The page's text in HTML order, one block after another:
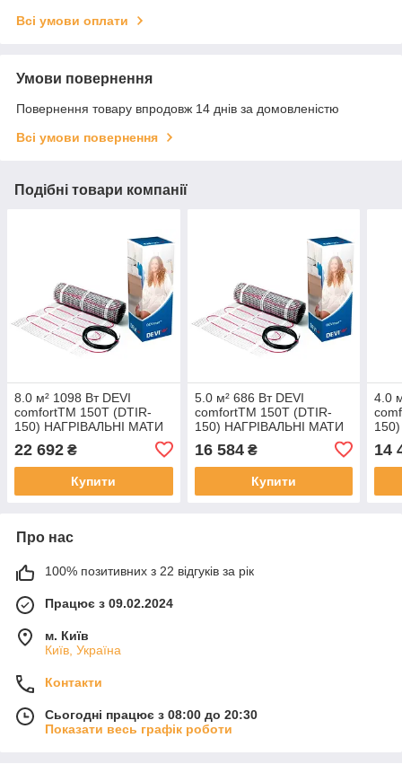
Всі умови оплати
Умови повернення
Повернення товару впродовж 14 днів за домовленістю
Всі умови повернення
Подібні товари компанії
8.0 м² 1098 Вт DEVI
comfortTM 150T (DTIR-
150) НАГРІВАЛЬНІ МАТИ
ЕКРАНІРОВАНІ ТЕПЛА
ПІДЛОГА
22 692 ₴
Купити
5.0 м² 686 Вт DEVI
comfortTM 150T (DTIR-
150) НАГРІВАЛЬНІ МАТИ
ЕКРАНІРОВАНІ ТЕПЛА
ПІДЛОГА
16 584₴
Купити
4.0
14
Про нас
100% позитивних з 22 відгуків за рік
Працює з 09.02.2024
м. Київ
Київ, Україна
Контакти
Сьогодні працює з 08:00 до 20:30
Показати весь графік роботи